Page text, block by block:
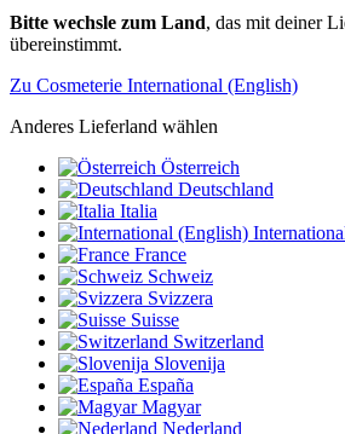
Bitte wechsle zum Land, das mit deiner
übereinstimmt.
Zu Cosmeterie International (English)
Anderes Lieferland wählen
Österreich
Deutschland
Italia
France
Schweiz
Svizzera
Suisse
Switzerland
Slovenija
España
Magyar
Nederland